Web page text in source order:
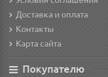
Доставка и оплата
Контакты
Карта сайта
Покупателю